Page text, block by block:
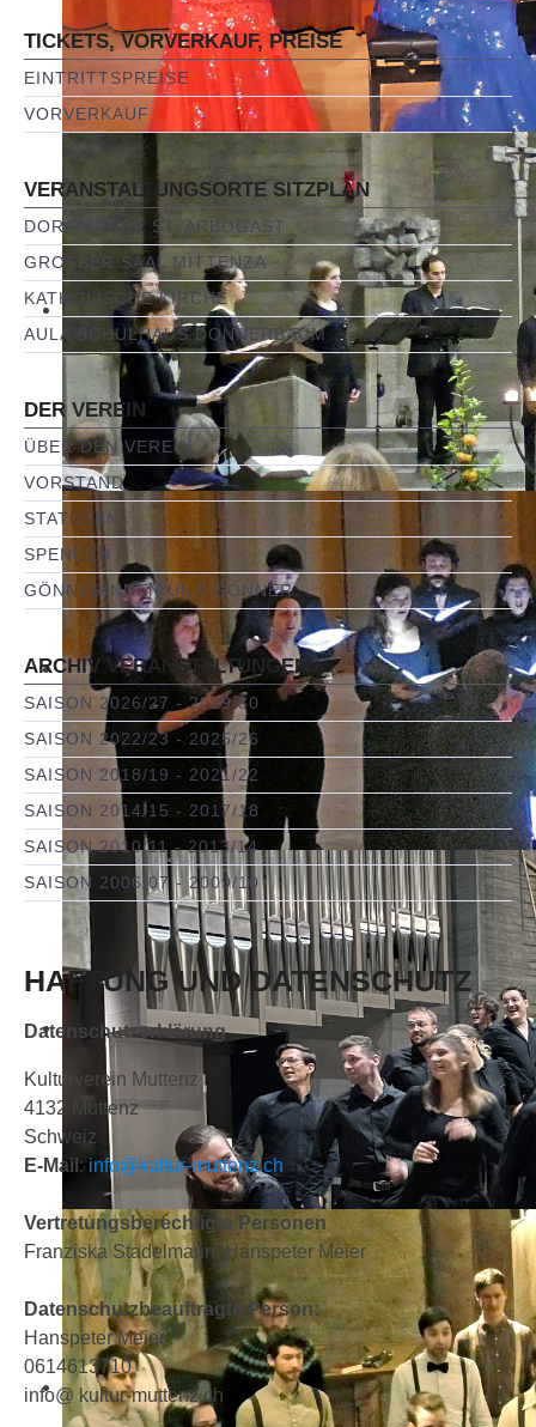
TICKETS, VORVERKAUF, PREISE
EINTRITTSPREISE
VORVERKAUF
VERANSTALTUNGSORTE SITZPLAN
DORFKIRCHE ST. ARBOGAST
GROSSER SAAL MITTENZA
KATHOLISCHE KIRCHE
AULA SCHULHAUS DONNERBAUM
DER VEREIN
ÜBER DEN VEREIN
VORSTAND
STATUTEN
SPENDEN
GÖNNERINNEN UND GÖNNER
ARCHIV VERANSTALTUNGEN
SAISON 2026/27 - 2029/30
SAISON 2022/23 - 2025/26
SAISON 2018/19 - 2021/22
SAISON 2014/15 - 2017/18
SAISON 2010/11 - 2013/14
SAISON 2006/07 - 2009/10
HAFTUNG UND DATENSCHUTZ
Datenschutzerklärung
Kulturverein Muttenz
4132 Muttenz
Schweiz
E-Mail: info@kultur-muttenz.ch
Vertretungsberechtigte Personen
Franziska Stadelmann, Hanspeter Meier
Datenschutzbeauftragte Person:
Hanspeter Meier
0614613710
info@ kultur-muttenz.ch